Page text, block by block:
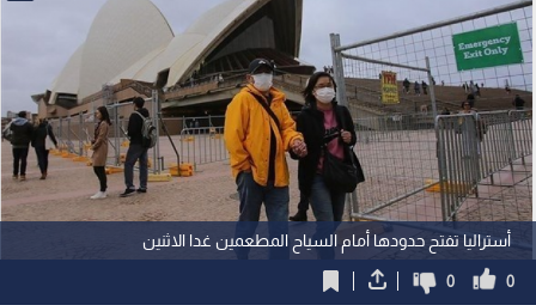
أستراليا تفتح حدودها أمام السياح المطعمين غدا الاثنين
0
0